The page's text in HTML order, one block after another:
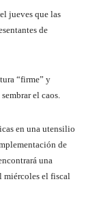
jueves que las
de
“firme” y
el caos.
en una utensilio
de
una
miércoles el fiscal